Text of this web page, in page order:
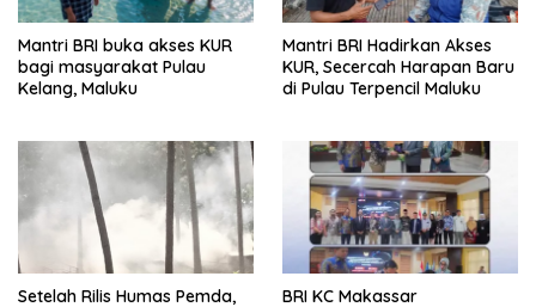
Mantri BRI buka akses KUR
bagi masyarakat Pulau
Kelang, Maluku
Mantri BRI Hadirkan Akses
KUR, Secercah Harapan Baru
di Pulau Terpencil Maluku
Setelah Rilis Humas Pemda,
BRI KC Makassar